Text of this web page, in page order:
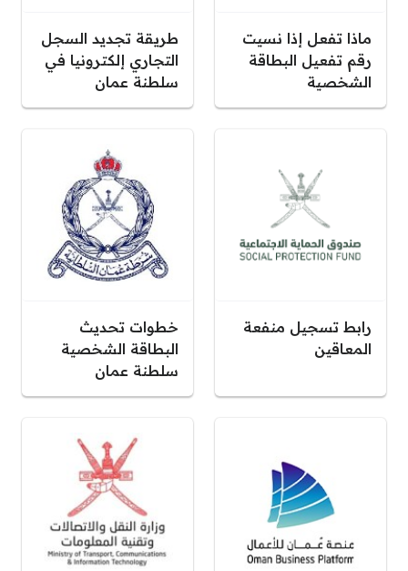
ماذا تفعل إذا نسيت
رقم تفعيل البطاقة
الشخصية
طريقة تجديد السجل
التجاري إلكترونيا في
سلطنة عمان
رابط تسجيل منفعة
المعاقين
خطوات تحديث
البطاقة الشخصية
سلطنة عمان